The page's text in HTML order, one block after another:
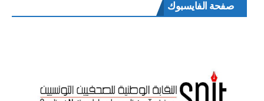
صفحة الفايسبوك